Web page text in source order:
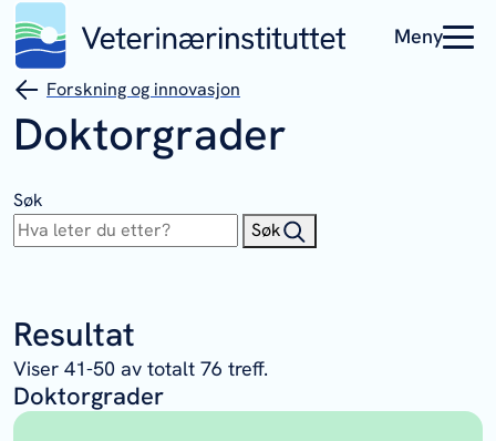
Meny
Forskning og innovasjon
Doktorgrader
Søk
Søk
Resultat
Viser 41-50 av totalt 76 treff.
Doktorgrader